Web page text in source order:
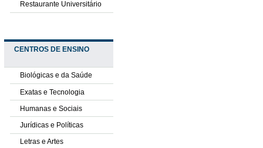
Restaurante Universitário
CENTROS DE ENSINO
Biológicas e da Saúde
Exatas e Tecnologia
Humanas e Sociais
Jurídicas e Políticas
Letras e Artes